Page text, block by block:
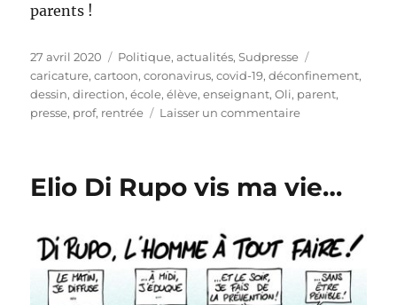
parents !
Publié
le
27 avril 2020 Catégories
Politique, actualités,Sudpresse
caricature,cartoon,coronavirus,covid-19,déconfinement,
dessin,direction,école,élève,enseignant,Oli, parent,
presse, prof, rentrée Laisser un commentairesur
Elio Di Rupo vis ma vie…